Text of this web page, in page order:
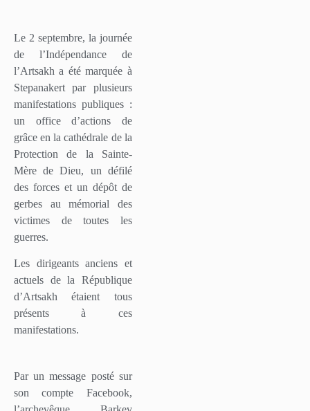
Le 2 septembre, la journée
de l’Indépendance de
l’Artsakh a été marquée à
Stepanakert par plusieurs
manifestations publiques :
un office d’actions de
grâce en la cathédrale de la
Protection de la Sainte-
Mère de Dieu, un défilé
des forces et un dépôt de
gerbes au mémorial des
victimes de toutes les
guerres.
Les dirigeants anciens et
actuels de la République
d’Artsakh étaient tous
présents à ces
manifestations.
Par un message posté sur
son compte Facebook,